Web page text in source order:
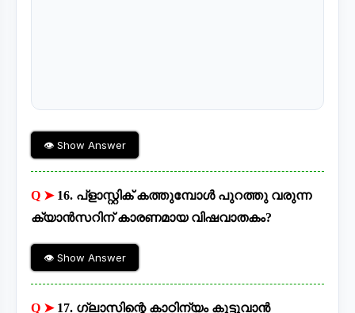
👁 Show Answer
Q ➤ 16. പ്ളാസ്റ്റിക് കത്തുമ്പോൾ പുറത്തു വരുന്ന
ക്യാൻസറിന് കാരണമായ വിഷവാതകം?
👁 Show Answer
Q ➤ 17. ഗ്ലാസിന്റെ കാഠിന്യം കൂട്ടുവാൻ